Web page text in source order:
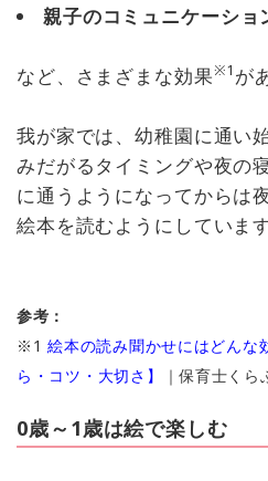
親子のコミュニケーショ
など、さまざまな効果※1 が
我が家では、幼稚園に通い
みだがるタイミングや夜の
に通うようになってからは
絵本を読むようにしています
参考：
※1絵本の読み聞かせにはどんな
ら・コツ・大切さ】
｜保育士くら
0歳～1歳は絵で楽しむ